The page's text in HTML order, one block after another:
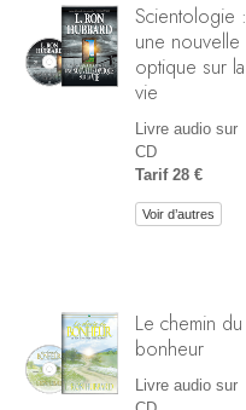
Scientologie :
une nouvelle
optique sur la
vie
Livre audio sur
CD
Tarif 28 €
Voir d’autres
Le chemin du
bonheur
Livre audio sur